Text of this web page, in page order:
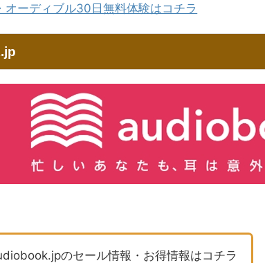
オーディブル30日無料体験はコチラ
のセール情報・お得情報はコチラ